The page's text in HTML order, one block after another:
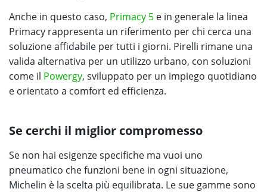
Anche in questo caso, Primacy 5 e in generale la linea
Primacy rappresenta un riferimento per chi cerca una
soluzione affidabile per tutti i giorni. Pirelli rimane una
valida alternativa per un utilizzo urbano, con soluzioni
come il Powergy, sviluppato per un impiego quotidiano
e orientato a comfort ed efficienza.
Se cerchi il miglior compromesso
Se non hai esigenze specifiche ma vuoi uno
pneumatico che funzioni bene in ogni situazione,
Michelin è la scelta più equilibrata. Le sue gamme sono